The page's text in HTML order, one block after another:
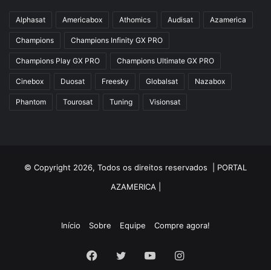
Alphasat Americabox Athomics Audisat Azamerica
Champions Champions Infinity GX PRO
Champions Play GX PRO Champions Ultimate GX PRO
Cinebox Duosat Freesky Globalsat Nazabox
Phantom Tourosat Tuning Visionsat
© Copyright 2026, Todos os direitos reservados | PORTAL
AZAMERICA
Início Sobre Equipe Compre agora!
Facebook
Twitter YouTubeInstagram